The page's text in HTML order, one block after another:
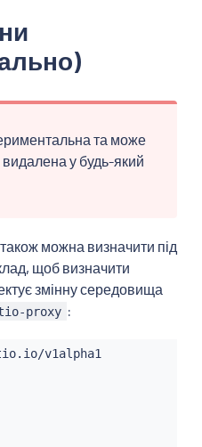
та може
у будь-який
можна визначити під
щоб визначити
змінну середовища
proxy :
install.istio.io/v1alpha1